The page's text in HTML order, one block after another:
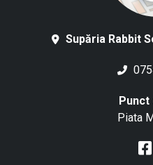
Supăria Rabbit
Punct
Piata